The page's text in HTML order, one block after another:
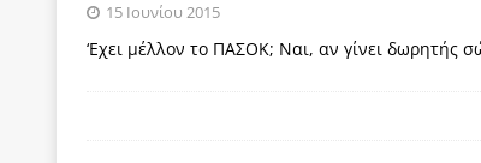
των δύο κομμάτων και όχι Ανδρουλάκη -
Η τραγωδία της
15 Ιουνίου 2015
‘Eχει μέλλον το ΠΑΣΟΚ; Nαι, αν γίνει δωρητής